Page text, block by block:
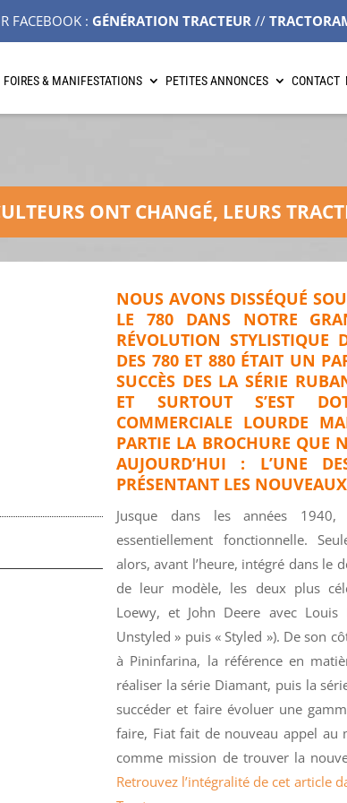
FACEBOOK : GÉNÉRATION TRACTEUR//
FOIRES & MANIFESTATIONS PETITES ANNONCES CONTACT
ONT CHANGÉ, LEURS
NOUS AVONS DISSÉQUÉ
LE 780 DANS NOTRE
RÉVOLUTION STYLISTIQUE
DES 780 ET 880 ÉTAIT UN
SUCCÈS DES LA SÉRIE
ET SURTOUT S’EST
COMMERCIALE LOURDE
PARTIE LA BROCHURE QUE
AUJOURD’HUI : L’UNE
PRÉSENTANT LES
Jusque dans les années
essentiellement fonctionnelle.
alors, avant l’heure, intégré dans le
de leur modèle, les deux plus
Loewy, et John Deere avec Louis
Unstyled » puis « Styled »). De son
à Pininfarina, la référence en
réaliser la série Diamant, puis la
succéder et faire évoluer une
faire, Fiat fait de nouveau appel au
comme mission de trouver la
Retrouvez l’intégralité de cet article